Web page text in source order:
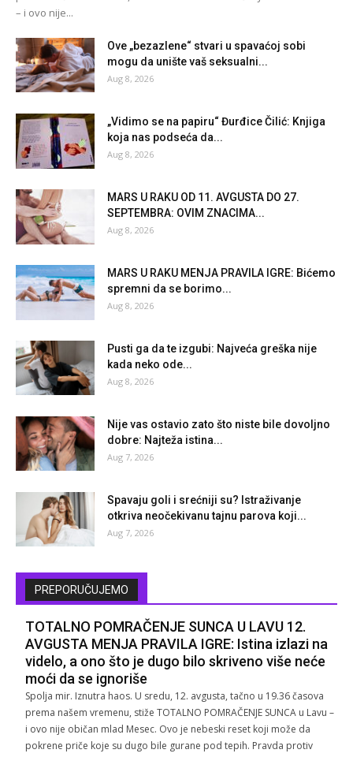
– i ovo nije...
Ove „bezazlene“ stvari u spavaćoj sobi
mogu da unište vaš seksualni...
Aug 8, 2026
„Vidimo se na papiru“ Đurđice Čilić: Knjiga
koja nas podseća da...
Aug 8, 2026
MARS U RAKU OD 11. AVGUSTA DO 27.
SEPTEMBRA: OVIM ZNACIMA...
Aug 8, 2026
MARS U RAKU MENJA PRAVILA IGRE: Bićemo
spremni da se borimo...
Aug 8, 2026
Pusti ga da te izgubi: Najveća greška nije
kada neko ode...
Aug 8, 2026
Nije vas ostavio zato što niste bile dovoljno
dobre: Najteža istina...
Aug 7, 2026
Spavaju goli i srećniji su? Istraživanje
otkriva neočekivanu tajnu parova koji...
Aug 7, 2026
PREPORUČUJEMO
TOTALNO POMRAČENJE SUNCA U LAVU 12.
AVGUSTA MENJA PRAVILA IGRE: Istina izlazi na
videlo, a ono što je dugo bilo skriveno više neće
moći da se ignoriše
Spolja mir. Iznutra haos. U sredu, 12. avgusta, tačno u 19.36 časova
prema našem vremenu, stiže TOTALNO POMRAČENJE SUNCA u Lavu –
i ovo nije običan mlad Mesec. Ovo je nebeski reset koji može da
pokrene priče koje su dugo bile gurane pod tepih. Pravda protiv